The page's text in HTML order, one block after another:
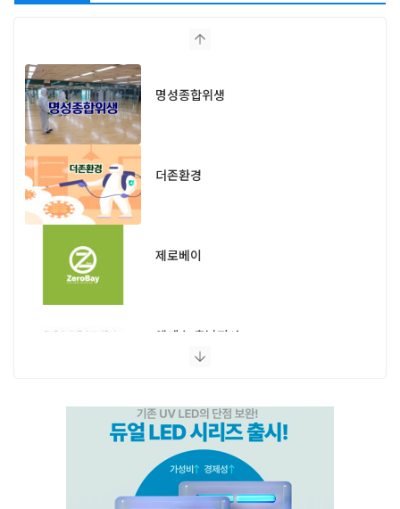
명성종합위생
더존환경
제로베이
엔페스 충남지사
(주)비타솔루션
세화방역